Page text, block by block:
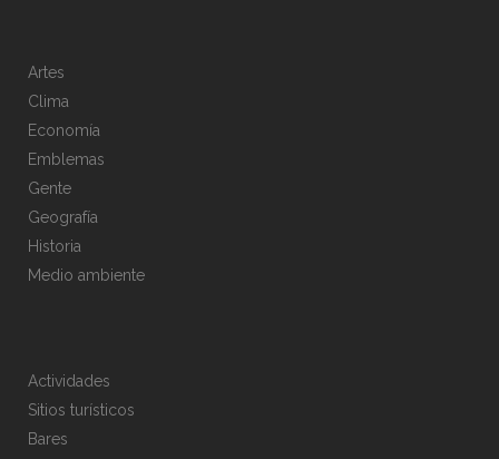
Artes
Clima
Economía
Emblemas
Gente
Geografía
Historia
Medio ambiente
Actividades
Sitios turísticos
Bares